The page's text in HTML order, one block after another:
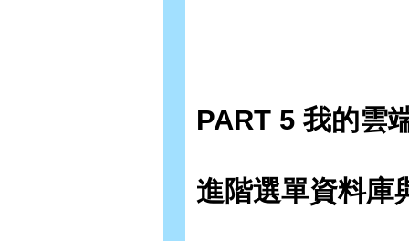
PART 5 我的雲
進階選單資料庫